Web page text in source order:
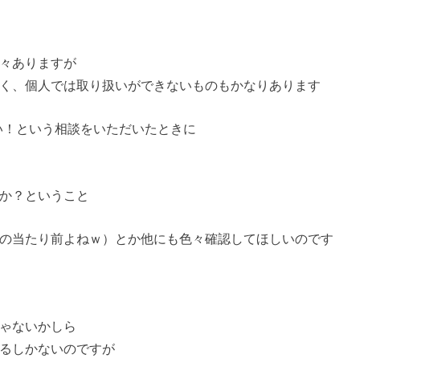
ありますが
、個人では取り扱いができないものもかなりあります
という相談をいただいたときに
？ということ
当たり前よねｗ）とか他にも色々確認してほしいのです
ないかしら
しかないのですが